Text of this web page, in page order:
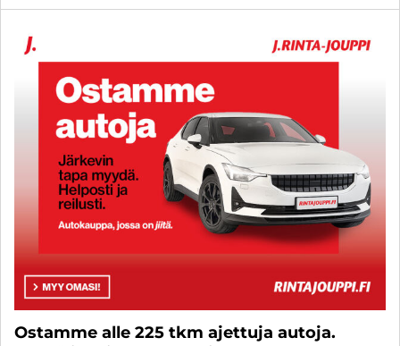
Ostamme alle 225 tkm ajettuja autoja.